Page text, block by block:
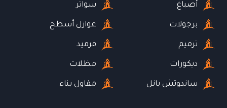
أصباغ
برجولات
ترميم
ديكورات
ساندوتش بانل
سواتر
عوازل أسطح
قرميد
مظلات
مقاول بناء